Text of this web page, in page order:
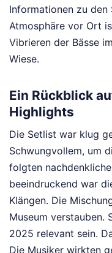
Informationen zu den
Atmosphäre vor Ort
Vibrieren der Bässe
Wiese.
Ein Rückblick
Highlights
Die Setlist war klug
Schwungvollem, um
folgten
beeindruckend war
Klängen. Die
Museum verstauben.
2025 relevant sein.
Die Musiker wirkten